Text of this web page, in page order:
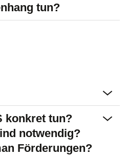
tun?
konkret tun?
notwendig?
Förderungen?